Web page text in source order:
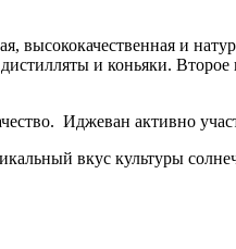
высококачественная и
и коньяки.
Иджеван активно
вкус культуры